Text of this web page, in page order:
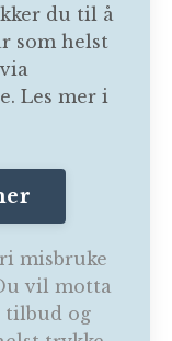
du til å
som helst
Les mer i
misbruke
vil motta
tilbud og